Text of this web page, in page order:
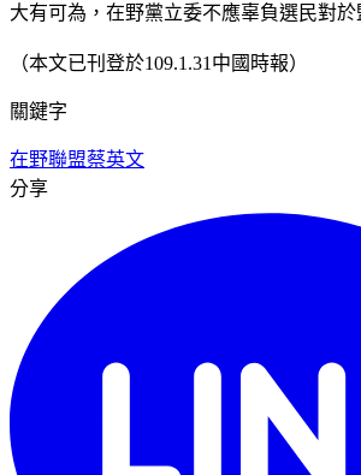
大有可為，在野黨立委不應辜負選民對於
（本文已刊登於109.1.31中國時報）
關鍵字
在野聯盟蔡英文
分享